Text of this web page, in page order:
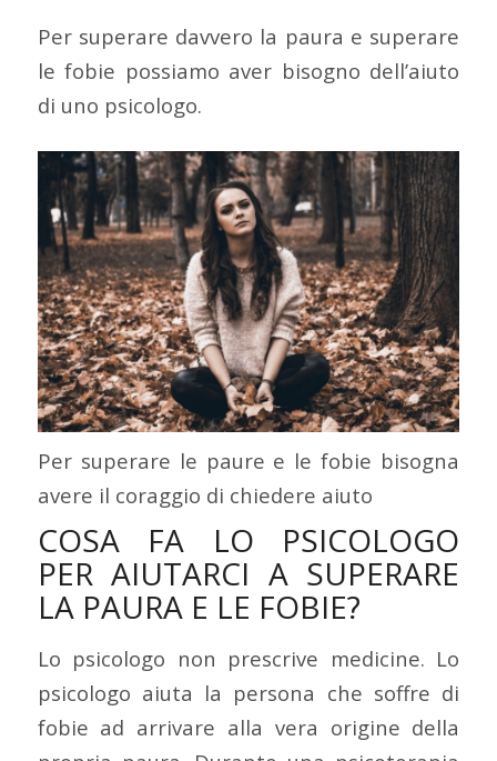
Per superare davvero la paura e superare
le fobie possiamo aver bisogno dell’aiuto
di uno psicologo.
Per superare le paure e le fobie bisogna
avere il coraggio di chiedere aiuto
COSA FA LO PSICOLOGO
PER AIUTARCI A SUPERARE
LA PAURA E LE FOBIE?
Lo psicologo non prescrive medicine. Lo
psicologo aiuta la persona che soffre di
fobie ad arrivare alla vera origine della